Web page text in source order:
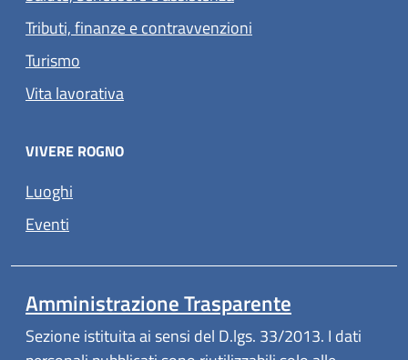
Tributi, finanze e contravvenzioni
Turismo
Vita lavorativa
VIVERE ROGNO
Luoghi
Eventi
Amministrazione Trasparente
Sezione istituita ai sensi del D.lgs. 33/2013. I dati